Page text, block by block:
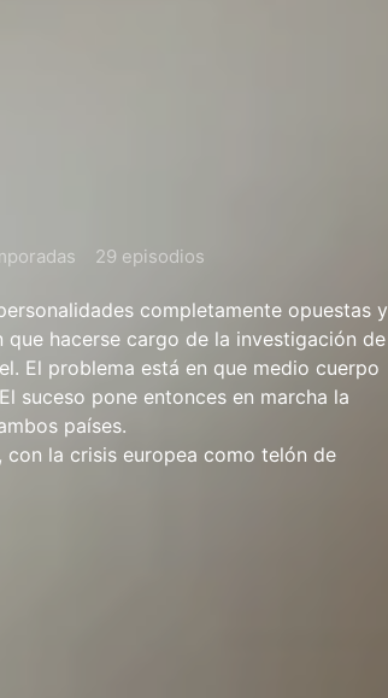
29 episodios
completamente opuestas y
hacerse cargo de la investigación de
El problema está en que medio cuerpo
suceso pone entonces en marcha la
países.
con la crisis europea como telón de